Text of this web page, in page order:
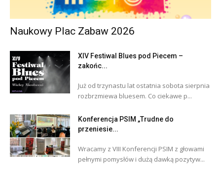
Naukowy Plac Zabaw 2026
XIV Festiwal Blues pod Piecem –
zakońc...
Już od trzynastu lat ostatnia sobota sierpnia
rozbrzmiewa bluesem. Co ciekawe p...
Konferencja PSIM „Trudne do
przeniesie...
Wracamy z VIII Konferencji PSIM z głowami
pełnymi pomysłów i dużą dawką pozytyw...